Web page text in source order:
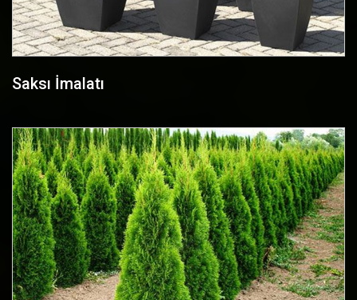
Saksı İmalatı